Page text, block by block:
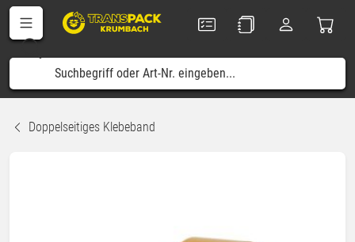
Doppelseitiges Klebeband